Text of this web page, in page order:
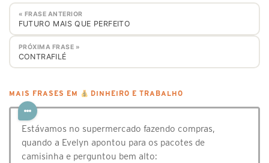
« FRASE ANTERIOR
FUTURO MAIS QUE PERFEITO
PRÓXIMA FRASE »
CONTRAFILÉ
MAIS FRASES EM DINHEIRO E TRABALHO
Estávamos no supermercado fazendo compras,
quando a Evelyn apontou para os pacotes de
camisinha e perguntou bem alto: